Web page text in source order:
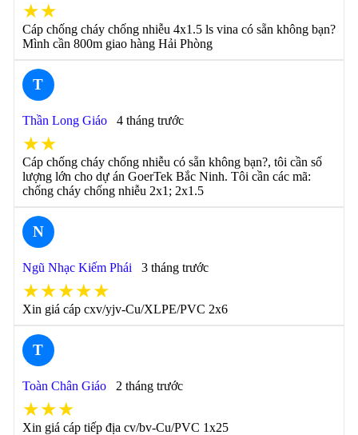
★★
Cáp chống cháy chống nhiễu 4x1.5 ls vina có sẵn không bạn?
Mình cần 800m giao hàng Hải Phòng
T
Thần Long Giáo 4 tháng trước
★★
Cáp chống cháy chống nhiễu có sẵn không bạn?, tôi cần số
lượng lớn cho dự án GoerTek Bắc Ninh. Tôi cần các mã:
chống cháy chống nhiễu 2x1; 2x1.5
N
Ngũ Nhạc Kiếm Phái 3 tháng trước
★★★★★
Xin giá cáp cxv/yjv-Cu/XLPE/PVC 2x6
T
Toàn Chân Giáo 2 tháng trước
★★★
Xin giá cáp tiếp địa cv/bv-Cu/PVC 1x25